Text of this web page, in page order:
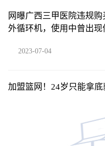
网曝广西三甲医院违规
外循环机，使用中曾出现
2023-07-04
加盟篮网！24岁只能拿